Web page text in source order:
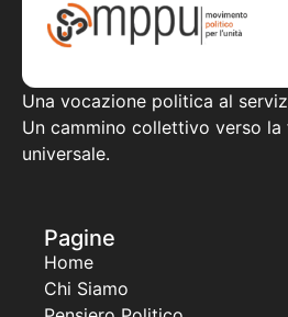
Una vocazione politica al
Un cammino collettivo verso la
universale.
Pagine
Home
Chi Siamo